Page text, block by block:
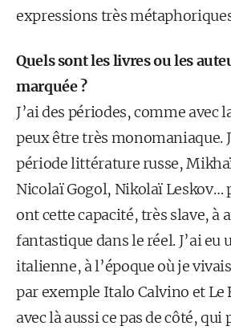
expressions très
Quels sont les livres ou les
marquée ?
J’ai des périodes, comme avec
peux être très monomaniaque.
période littérature russe,
Nicolaï Gogol, Nikolaï Leskov…
ont cette capacité, très slave, à
fantastique dans le réel. J’ai eu
italienne, à l’époque où je
par exemple Italo Calvino et Le
avec là aussi ce pas de côté, qui